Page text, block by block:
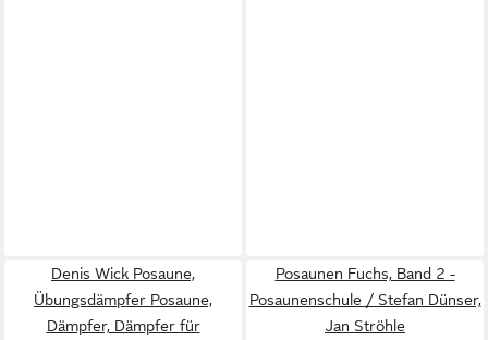
Denis Wick Posaune,
Übungsdämpfer Posaune,
Dämpfer, Dämpfer für
Posaunen Fuchs, Band 2 -
Posaunenschule / Stefan Dünser,
Jan Ströhle